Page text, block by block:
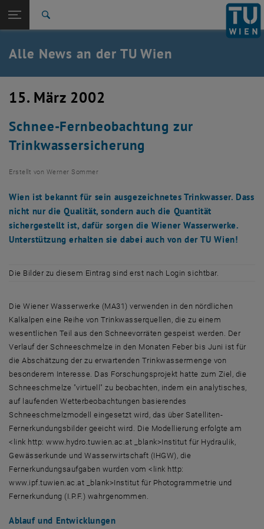
TU Login
Quicklinks
Quicklinks-Menü umschalten
Studium
Karriere
Zurück: Subseiten von TU Wien Startseite auflisten
Zurück zur letzten Ebene:
TU Wien Startseite
Übersicht
Alle News an der TU Wien
15. März 2002
Schnee-Fernbeobachtung zur
Trinkwassersicherung
Erstellt von Werner Sommer
Wien ist bekannt für sein ausgezeichnetes Trinkwasser. Dass
nicht nur die Qualität, sondern auch die Quantität
sichergestellt ist, dafür sorgen die Wiener Wasserwerke.
Unterstützung erhalten sie dabei auch von der TU Wien!
Die Bilder zu diesem Eintrag sind erst nach Login sichtbar.
Die Wiener Wasserwerke (MA31) verwenden in den nördlichen
Kalkalpen eine Reihe von Trinkwasserquellen, die zu einem
wesentlichen Teil aus den Schneevorräten gespeist werden. Der
Verlauf der Schneeschmelze in den Monaten Feber bis Juni ist für
die Abschätzung der zu erwartenden Trinkwassermenge von
besonderem Interesse. Das Forschungsprojekt hatte zum Ziel, die
Schneeschmelze "virtuell" zu beobachten, indem ein analytisches,
auf laufenden Wetterbeobachtungen basierendes
Schneeschmelzmodell eingesetzt wird, das über Satelliten-
Fernerkundungsbilder geeicht wird. Die Modellierung erfolgte am
<link http: www.hydro.tuwien.ac.at _blank>Institut für Hydraulik,
Gewässerkunde und Wasserwirtschaft (IHGW), die
Fernerkundungsaufgaben wurden vom <link http:
www.ipf.tuwien.ac.at _blank>Institut für Photogrammetrie und
Fernerkundung (I.P.F.) wahrgenommen.
Ablauf und Entwicklungen